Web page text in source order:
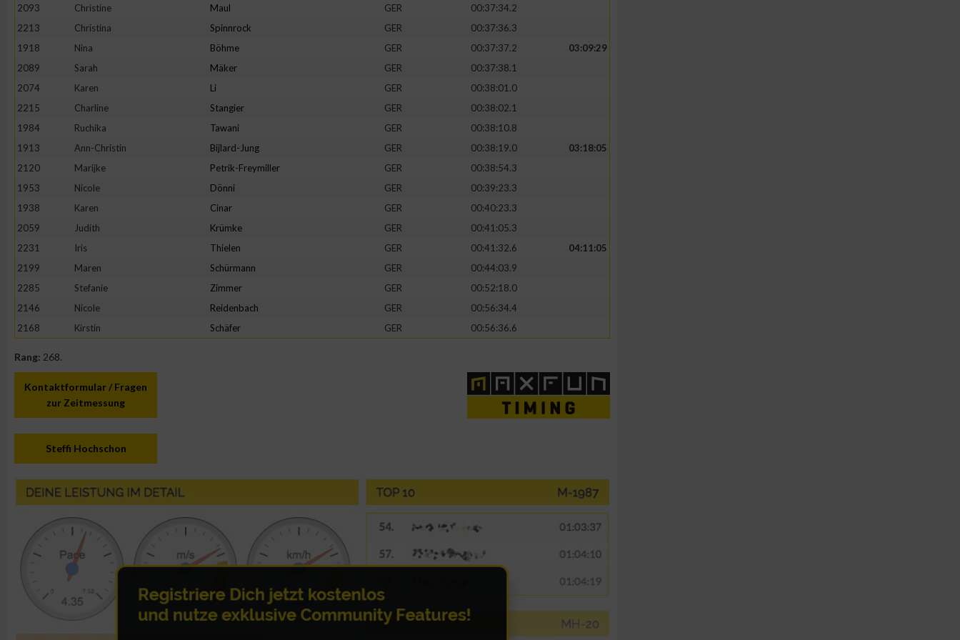
2093
Christine Maul GER
00:37:34.2
2213
Christina Spinnrock GER
00:37:36.3
1918
Nina Böhme GER 00:37:37.2
03:09:29
2089
Sarah Mäker GER
00:37:38.1
2074
Karen Li GER
00:38:01.0
2215
Charline Stangier GER
00:38:02.1
1984
Ruchika Tawani GER
00:38:10.8
1913
Ann-Christin Bijlard-Jung GER 00:38:19.0
03:18:05
2120
Marijke Petrik-Freymiller GER
00:38:54.3
1953
Nicole Dönni GER
00:39:23.3
1938
Karen Cinar GER
00:40:23.3
2059
Judith Krümke GER
00:41:05.3
2231
Iris Thielen GER 00:41:32.6
04:11:05
2199
Maren Schürmann GER
00:44:03.9
2285
Stefanie Zimmer GER
00:52:18.0
2146
Nicole Reidenbach GER
00:56:34.4
2168
Kirstin Schäfer GER 00:56:36.6
Rang: 268.
Kontaktformular / Fragen
zur Zeitmessung
Steffi Hochschon
Erstellung von Profilen zur Personalisierung von Inhalten
Verwendung von Profilen zur Auswahl personalisierter Inhalte
verschiedenen Quellen
Entwicklung und Verbesserung der Angebote
Verwendung reduzierter Daten zur Auswahl von Inhalten
IAB-Besonderheiten:
Verwendung genauer Standortdaten
Geräte anhand von aktiv angeforderten Informationen identifizieren
Performance
Funktional
Werbung